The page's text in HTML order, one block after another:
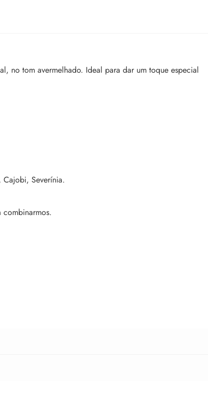
no tom avermelhado. Ideal para dar um toque especial
Cajobi, Severínia.
combinarmos.